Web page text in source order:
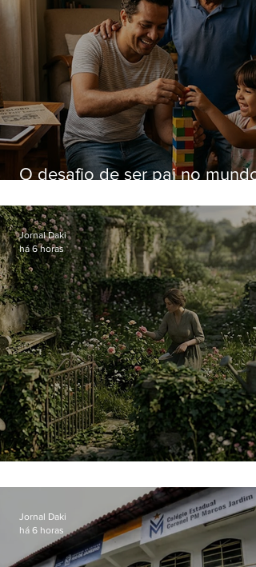
O desafio de ser pai no mundo
Jornal Daki
há 6 horas
Jornal Daki
há 6 horas